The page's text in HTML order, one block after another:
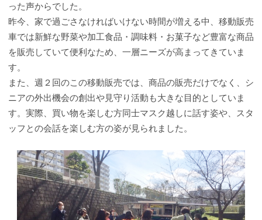
った声からでした。
昨今、家で過ごさなければいけない時間が増える中、移動販売
車では新鮮な野菜や加工食品・調味料・お菓子など豊富な商品
を販売していて便利なため、一層ニーズが高まってきていま
す。
また、週２回のこの移動販売では、商品の販売だけでなく、シ
ニアの外出機会の創出や見守り活動も大きな目的としていま
す。実際、買い物を楽しむ方同士マスク越しに話す姿や、スタ
ッフとの会話を楽しむ方の姿が見られました。